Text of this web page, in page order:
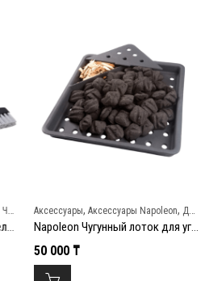
Чистка и уход
Broil King Набор для чистки пеллетного гриля
Аксессуары, Аксессуары Napoleon, Для копчения
Napoleon Чугунный лоток для углей и щепы
50 000 ₸